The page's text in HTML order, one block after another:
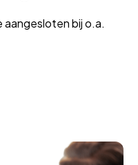
aangesloten bij o.a.